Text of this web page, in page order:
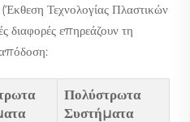
Τεχνολογίας Πλαστικών
διαφορές επηρεάζουν τη
Πολύστρωτα
Συστήματα